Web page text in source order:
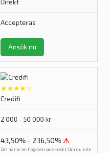
Direkt
Accepteras
Ansök nu
★★★★☆
Credifi
2 000 - 50 000 kr
43,50% - 236,50% ⚠
Det här är en högkostnadskredit. Om du inte